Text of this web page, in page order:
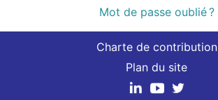
Mot de passe oublié ?
Charte de contribution
Plan du site